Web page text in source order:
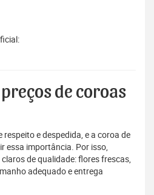
de coroas
e despedida, e a coroa de
essa importância. Por isso,
de qualidade: flores frescas,
adequado e entrega